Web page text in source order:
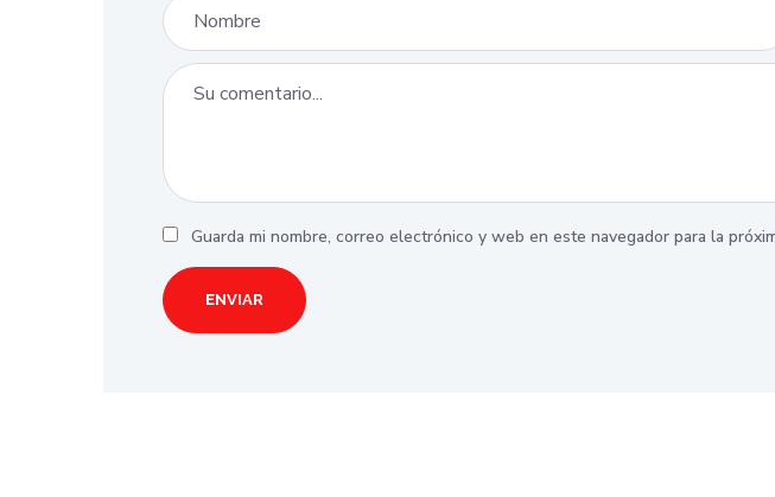
Guarda mi nombre, correo electrónico y web en este navegador para la